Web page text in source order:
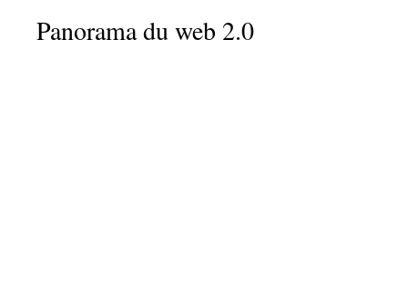
Panorama du web 2.0